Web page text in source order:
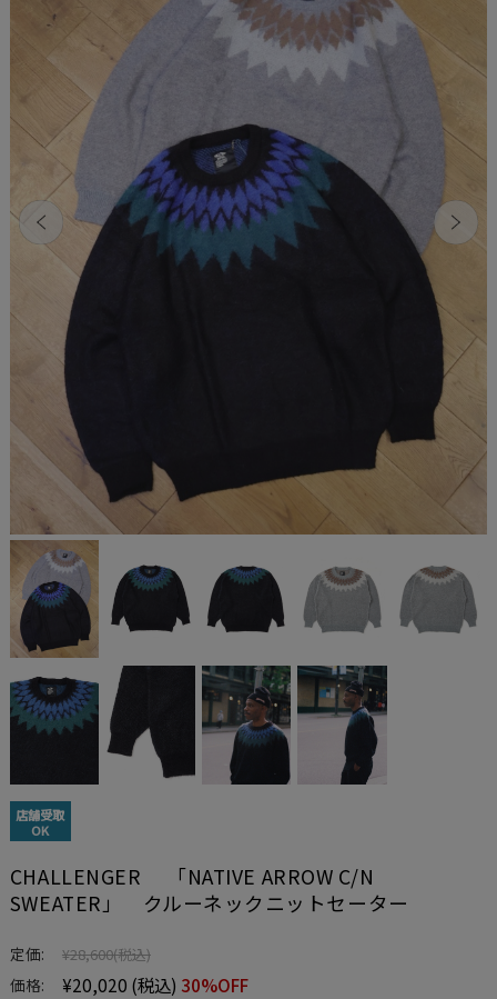
店舗受取
OK
CHALLENGER 「NATIVE ARROW C/N
SWEATER」 クルーネックニットセーター
定価: ¥28,600(税込)
価格: ¥20,020 (税込) 30%OFF